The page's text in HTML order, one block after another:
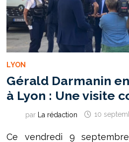
LYON
Gérald Darmanin
à Lyon : Une visite
par La rédaction 10
Ce vendredi 9